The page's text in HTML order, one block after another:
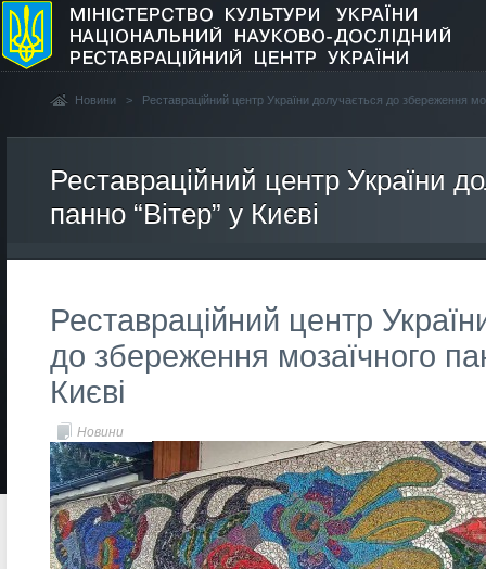
Новини > Реставраційний центр України долучається до збереження
Реставраційний центр України
панно “Вітер” у Києві
Реставраційний центр
до збереження мозаїчного
Києві
Новини